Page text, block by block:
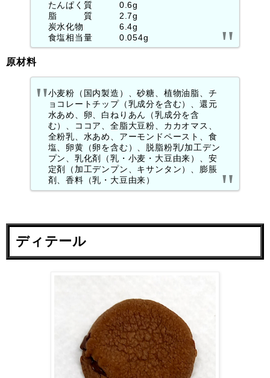
たんぱく質 0.6g
脂 質 2.7g
炭水化物 6.4g
食塩相当量 0.054g
原材料
小麦粉（国内製造）、砂糖、植物油脂、チ
ョコレートチップ（乳成分を含む）、還元
水あめ、卵、白ねりあん（乳成分を含
む）、ココア、全脂大豆粉、カカオマス、
全粉乳、水あめ、アーモンドペースト、食
塩、卵黄（卵を含む）、脱脂粉乳/加工デン
プン、乳化剤（乳・小麦・大豆由来）、安
定剤（加工デンプン、キサンタン）、膨脹
剤、香料（乳・大豆由来）
ディテール